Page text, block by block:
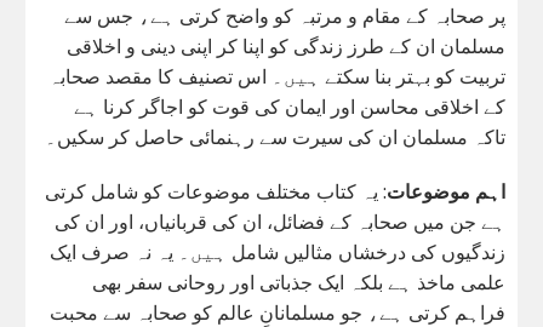
پر صحابہ کے مقام و مرتبہ کو واضح کرتی ہے، جس سے
مسلمان ان کے طرز زندگی کو اپنا کر اپنی دینی و اخلاقی
تربیت کو بہتر بنا سکتے ہیں۔ اس تصنیف کا مقصد صحابہ
کے اخلاقی محاسن اور ایمان کی قوت کو اجاگر کرنا ہے
تاکہ مسلمان ان کی سیرت سے رہنمائی حاصل کر سکیں۔
اہم موضوعات: یہ کتاب مختلف موضوعات کو شامل کرتی
ہے جن میں صحابہ کے فضائل، ان کی قربانیاں، اور ان کی
زندگیوں کی درخشاں مثالیں شامل ہیں۔ یہ نہ صرف ایک
علمی ماخذ ہے بلکہ ایک جذباتی اور روحانی سفر بھی
فراہم کرتی ہے، جو مسلمانانِ عالم کو صحابہ سے محبت